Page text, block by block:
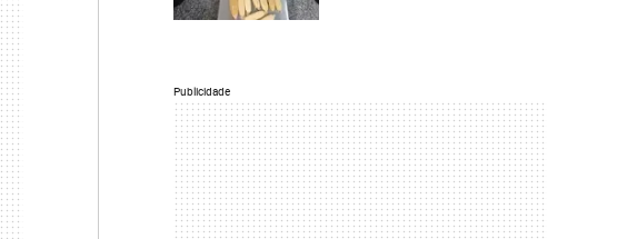
Publicidade